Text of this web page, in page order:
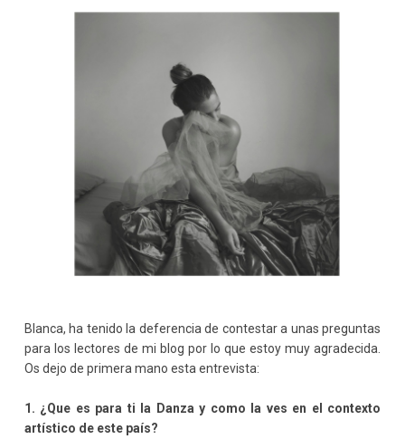
Blanca, ha tenido la deferencia de contestar a unas preguntas
para los lectores de mi blog por lo que estoy muy agradecida.
Os dejo de primera mano esta entrevista:
1. ¿Que es para ti la Danza y como la ves en el contexto
artístico de este país?